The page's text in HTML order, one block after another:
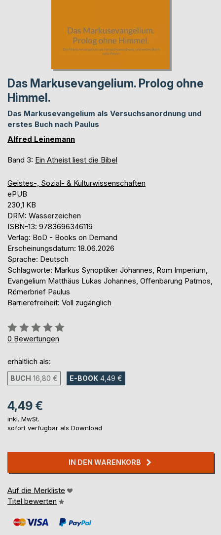
Das Markusevangelium. Prolog ohne
Himmel.
Das Markusevangelium als Versuchsanordnung und
erstes Buch nach Paulus
Alfred Leinemann
Band 3: Ein Atheist liest die Bibel
Geistes-, Sozial- & Kulturwissenschaften
ePUB
230,1 KB
DRM: Wasserzeichen
ISBN-13: 9783696346119
Verlag: BoD - Books on Demand
Erscheinungsdatum: 18.06.2026
Sprache: Deutsch
Schlagworte: Markus Synoptiker Johannes, Rom Imperium,
Evangelium Matthäus Lukas Johannes, Offenbarung Patmos,
Römerbrief Paulus
Barrierefreiheit: Voll zugänglich
Bewertung::
0%
0 Bewertungen
erhältlich als:
BUCH 16,80 € E-BOOK 4,49 €
4,49 €
inkl. MwSt.
sofort verfügbar als Download
IN DEN WARENKORB
Auf die Merkliste
Titel bewerten